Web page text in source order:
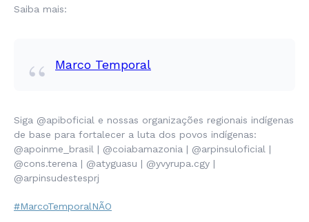
Saiba mais:
Marco Temporal
Siga @apiboficial e nossas organizações regionais indígenas
de base para fortalecer a luta dos povos indígenas:
@apoinme_brasil | @coiabamazonia | @arpinsuloficial |
@cons.terena | @atyguasu | @yvyrupa.cgy |
@arpinsudestesprj
#MarcoTemporalNÃO